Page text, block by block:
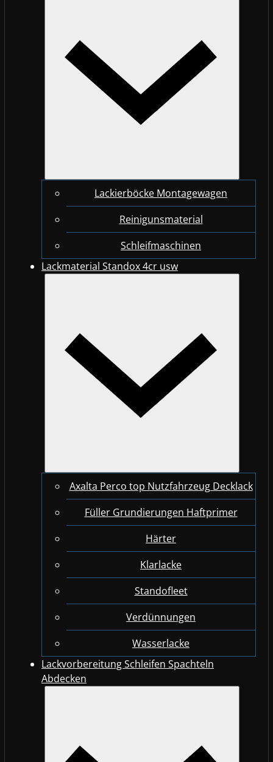
Lackierböcke Montagewagen
Reinigunsmaterial
Schleifmaschinen
Lackmaterial Standox 4cr usw
Axalta Perco top Nutzfahrzeug Decklack
Füller Grundierungen Haftprimer
Härter
Klarlacke
Standofleet
Verdünnungen
Wasserlacke
Lackvorbereitung Schleifen Spachteln
Abdecken